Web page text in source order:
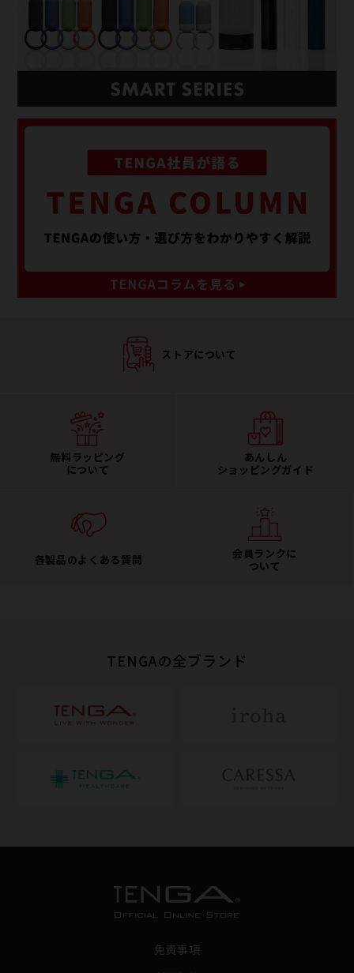
ストアについて
無料ラッピング
について
あんしん
ショッピングガイド
各製品のよくある質問
会員ランクに
ついて
TENGAの全ブランド
免責事項